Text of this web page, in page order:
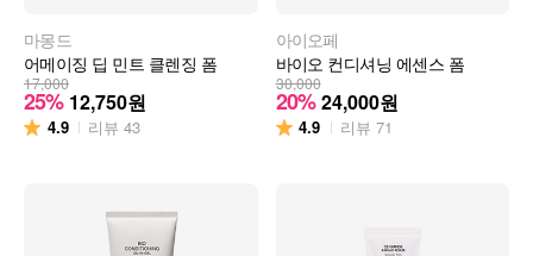
마몽드
어메이징 딥 민트 클렌징 폼
17,000
25% 12,750원
4.9 리뷰 43
아이오페
바이오 컨디셔닝 에센스 폼
30,000
20% 24,000원
4.9 리뷰 71